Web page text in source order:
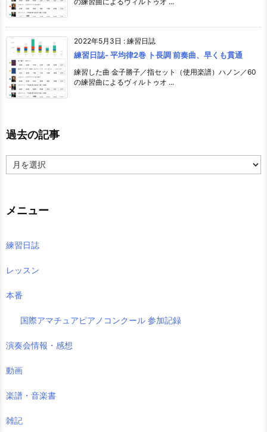
2022年5月3日 : 練習日誌
練習日誌- 平均律2巻 ト長調 前奏曲、早くも貫通
練習した曲 金子勝子／指セット（使用楽譜）ハノン／60
の練習曲によるヴィルトゥオ ...
過去の記事
去
事
メニュー
練習日誌
レッスン
本番
国際アマチュアピアノコンクール 参加記録
演奏会情報・感想
動画
楽譜・音楽書
雑記